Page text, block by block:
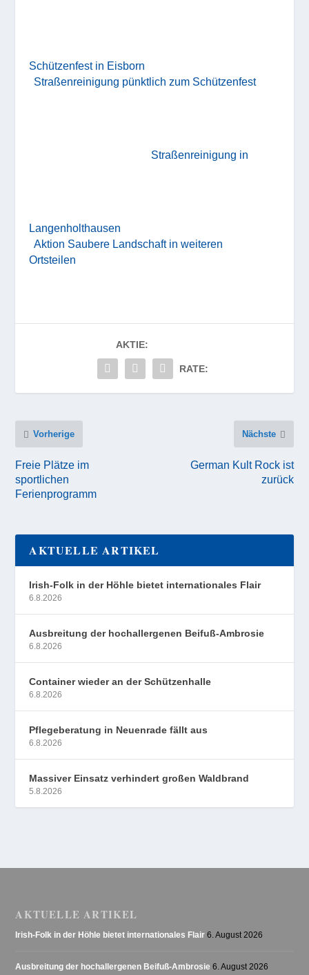
Schützenfest in Eisborn
Straßenreinigung pünktlich zum Schützenfest
Straßenreinigung in
Langenholthausen
Aktion Saubere Landschaft in weiteren
Ortsteilen
AKTIE:
RATE:
Vorherige
Freie Plätze im
sportlichen
Ferienprogramm
Nächste
German Kult Rock ist
zurück
AKTUELLE ARTIKEL
Irish-Folk in der Höhle bietet internationales Flair
6.8.2026
Ausbreitung der hochallergenen Beifuß-Ambrosie
6.8.2026
Container wieder an der Schützenhalle
6.8.2026
Pflegeberatung in Neuenrade fällt aus
6.8.2026
Massiver Einsatz verhindert großen Waldbrand
5.8.2026
AKTUELLE ARTIKEL
Irish-Folk in der Höhle bietet internationales Flair 6. August 2026
Ausbreitung der hochallergenen Beifuß-Ambrosie 6. August 2026